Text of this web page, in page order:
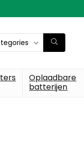
Oplaadbare
batterijen